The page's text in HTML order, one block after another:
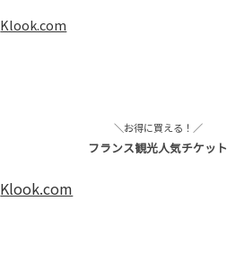
Klook.com
＼お得に買える！／
フランス観光人気チケット
Klook.com